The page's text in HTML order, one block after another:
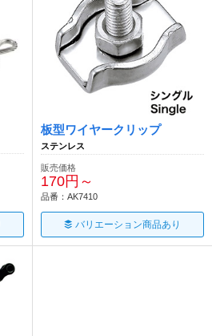
板型ワイヤークリップ
ステンレス
販売価格
170円～
品番：AK7410
バリエーション商品あり